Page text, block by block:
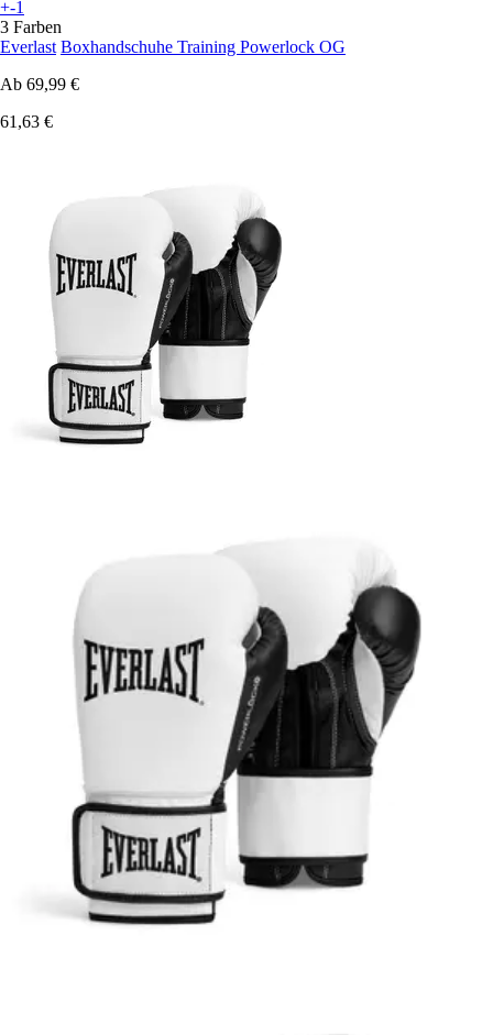
+-1
3 Farben
Everlast Boxhandschuhe Training Powerlock OG
Ab 69,99 €
61,63 €